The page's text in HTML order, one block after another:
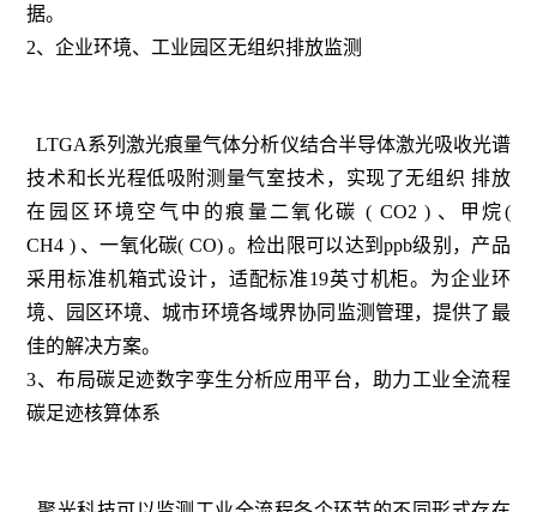
据。
2、企业环境、工业园区无组织排放监测
LTGA系列激光痕量气体分析仪结合半导体激光吸收光谱
技术和长光程低吸附测量气室技术，实现了无组织 排放
在园区环境空气中的痕量二氧化碳 ( CO2 ) 、甲烷(
CH4 ) 、一氧化碳( CO) 。检出限可以达到ppb级别，产品
采用标准机箱式设计，适配标准19英寸机柜。为企业环
境、园区环境、城市环境各域界协同监测管理，提供了最
佳的解决方案。
3、布局碳足迹数字孪生分析应用平台，助力工业全流程
碳足迹核算体系